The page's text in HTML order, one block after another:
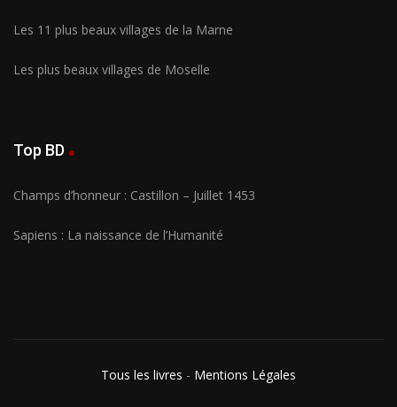
Les 11 plus beaux villages de la Marne
Les plus beaux villages de Moselle
Top BD
Champs d’honneur : Castillon – Juillet 1453
Sapiens : La naissance de l’Humanité
Tous les livres - Mentions Légales